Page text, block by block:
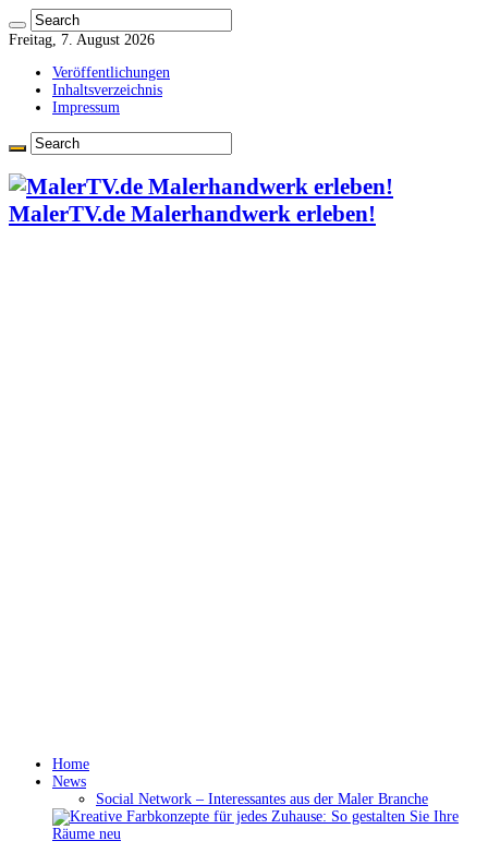
Freitag, 7. August 2026
Veröffentlichungen
Inhaltsverzeichnis
Impressum
MalerTV.de Malerhandwerk erleben!
Home
News
Social Network – Interessantes aus der Maler Branche